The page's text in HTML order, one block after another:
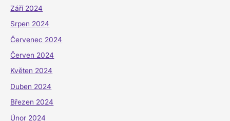
Září 2024
Srpen 2024
Červenec 2024
Červen 2024
Květen 2024
Duben 2024
Březen 2024
Únor 2024